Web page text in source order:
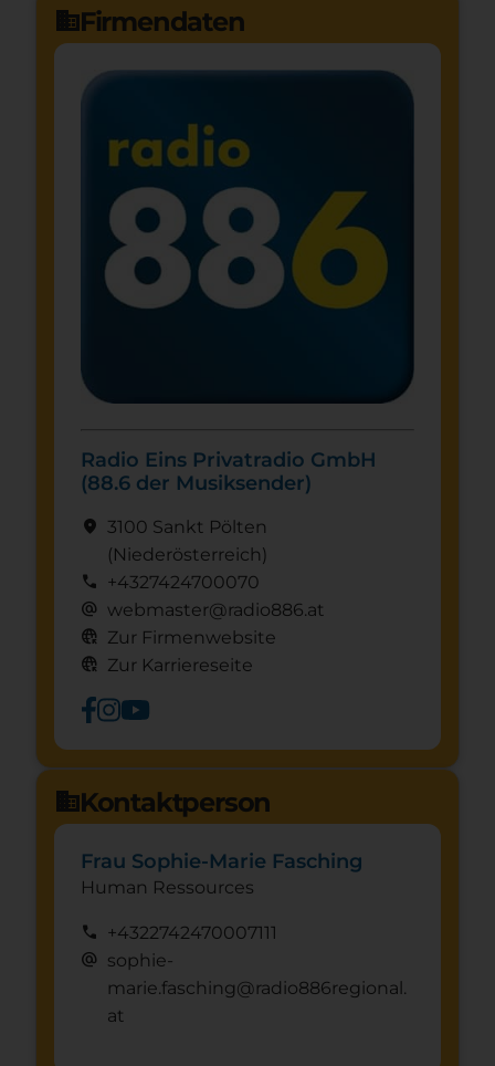
domainFirmendaten
Radio Eins Privatradio GmbH
(88.6 der Musiksender)
location_on 3100 Sankt Pölten
(Nieder­österreich)
call +4327424700070
alternate_email webmaster@radio886.at
captive_portal Zur Firmenwebsite
captive_portal Zur Karriereseite
domainKontaktperson
Frau Sophie-Marie Fasching
Human Ressources
call +4322742470007111
alternate_email sophie-
marie.fasching@radio886regional.
at